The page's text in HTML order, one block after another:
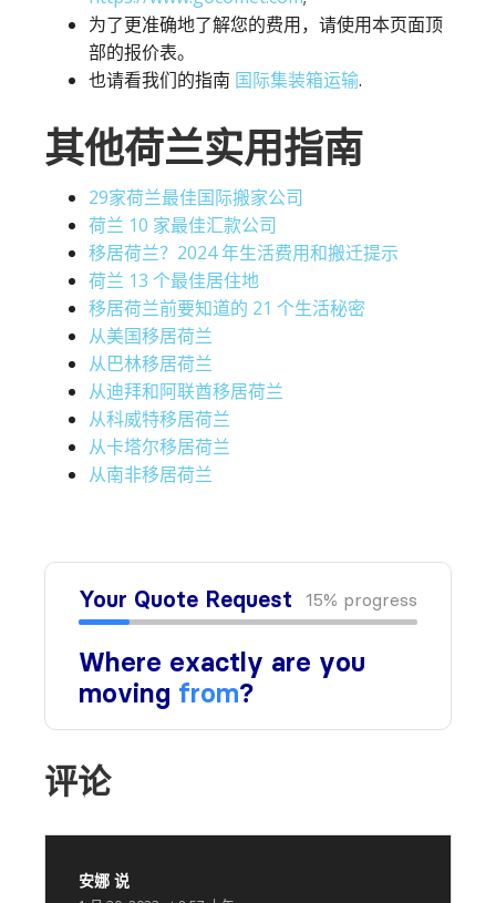
为了更准确地了解您的费用，请使用本页面顶
部的报价表。
也请看我们的指南 国际集装箱运输.
其他荷兰实用指南
29家荷兰最佳国际搬家公司
荷兰 10 家最佳汇款公司
移居荷兰？2024 年生活费用和搬迁提示
荷兰 13 个最佳居住地
移居荷兰前要知道的 21 个生活秘密
从美国移居荷兰
从巴林移居荷兰
从迪拜和阿联酋移居荷兰
从科威特移居荷兰
从卡塔尔移居荷兰
从南非移居荷兰
评论
安娜 说